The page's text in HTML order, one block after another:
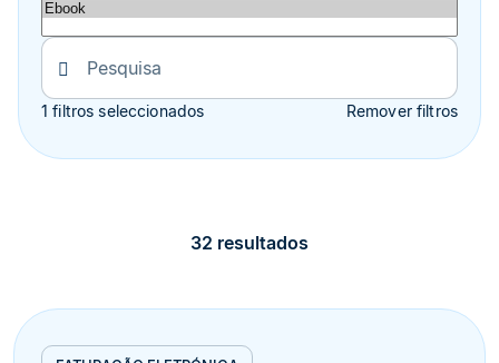
1 filtros seleccionados Remover filtros
32 resultados